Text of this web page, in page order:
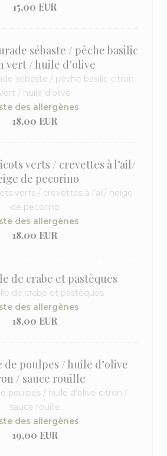
15,00 EUR
sébaste / pêche basilic
vert / huile d’olive
sébaste / pêche basilic citron
/ huile d’olive
des allergènes
18,00 EUR
verts / crevettes à l’ail/
de pecorino
verts / crevettes à l’ail/ neige
de pecorino
des allergènes
18,00 EUR
de crabe et pastèques
de crabe et pastèques
des allergènes
18,00 EUR
de poulpes / huile d’olive
/ sauce rouille
poulpes / huile d’olive citron /
sauce rouille
des allergènes
19,00 EUR